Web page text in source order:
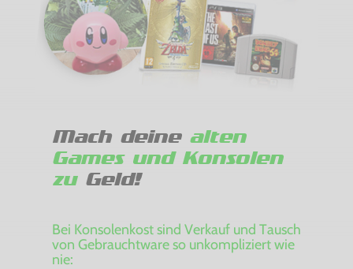
Mach deine alten
Games und Konsolen
zuGeld!
Bei Konsolenkost sind Verkauf und Tausch
von Gebrauchtware so unkompliziert wie
nie: